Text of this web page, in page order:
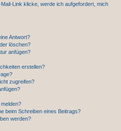
Link klicke, werde ich aufgefordert, mich
Antwort?
löschen?
anfügen?
erstellen?
zugreifen?
beim Schreiben eines Beitrags?
werden?